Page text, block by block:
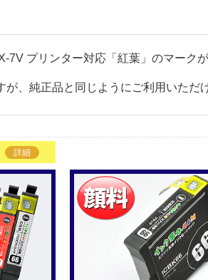
7V プリンター対応「紅葉」のマーク
が、純正品と同じようにご利用いただ
詳細